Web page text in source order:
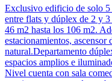
Exclusivo edificio de solo 5
entre flats y dúplex de 2 y
46 m2 hasta los 106 m2.
estacionamientos,
natural.Departamento
espacios amplios e
Nivel cuenta con sala